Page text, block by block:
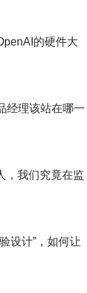
的硬件大
经理该站在哪一
，我们究竟在监
设计”，如何让